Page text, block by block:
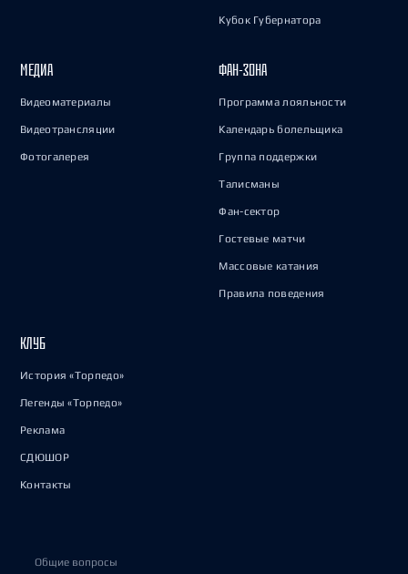
Кубок Губернатора
МЕДИА
Видеоматериалы
Видеотрансляции
Фотогалерея
ФАН-ЗОНА
Программа лояльности
Календарь болельщика
Группа поддержки
Талисманы
Фан-сектор
Гостевые матчи
Массовые катания
Правила поведения
КЛУБ
История «Торпедо»
Легенды «Торпедо»
Реклама
СДЮШОР
Контакты
Общие вопросы